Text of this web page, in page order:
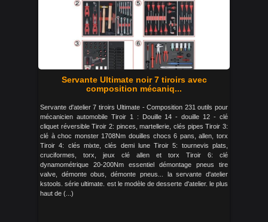
Servante Ultimate noir 7 tiroirs avec
composition mécaniq...
Servante d'atelier 7 tiroirs Ultimate - Composition 231 outils pour
mécanicien automobile Tiroir 1 : Douille 14 - douille 12 - clé
cliquet réversible Tiroir 2: pinces, martellerie, clés pipes Tiroir 3:
clé à choc monster 1708Nm douilles chocs 6 pans, allen, torx
Tiroir 4: clés mixte, clés demi lune Tiroir 5: tournevis plats,
cruciformes, torx, jeux clé allen et torx Tiroir 6: clé
dynamométrique 20-200Nm essentiel démontage pneus tire
valve, démonte obus, démonte pneus... la servante d'atelier
kstools. série ultimate. est le modèle de desserte d'atelier. le plus
haut de (...)